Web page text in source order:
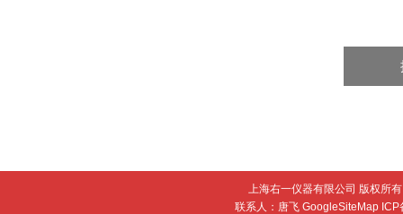
上海右一仪器有限公司 版权所
联系人：唐飞GoogleSiteMap